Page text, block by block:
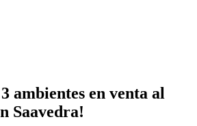
ambientes en venta al
Saavedra!